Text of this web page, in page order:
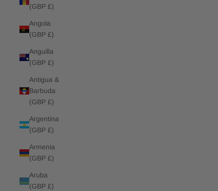
(GBP £)
Angola
(GBP £)
Anguilla
(GBP £)
Antigua &
Barbuda
(GBP £)
Argentina
(GBP £)
Armenia
(GBP £)
Aruba
(GBP £)